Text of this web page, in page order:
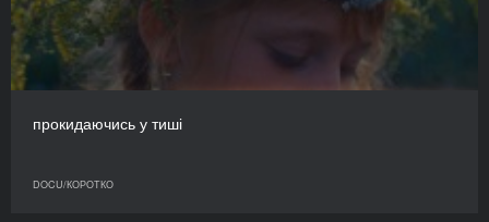
прокидаючись у тиші
DOCU/КОРОТКО